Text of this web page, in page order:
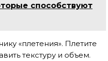
способствуют
«плетения». Плетите
текстуру и объем.